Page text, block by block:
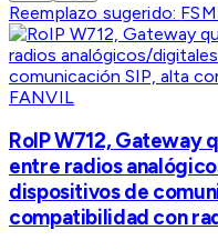
Reemplazo sugerido:
FANVIL
RoIP W712, Gateway
entre radios
dispositivos de
compatibilidad con